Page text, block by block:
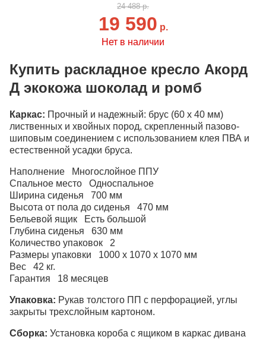
24 488 р.
19 590 р.
Нет в наличии
Купить раскладное кресло Акорд
Д экокожа шоколад и ромб
Каркас: Прочный и надежный: брус (60 x 40 мм)
лиственных и хвойных пород, скрепленный пазово-
шиповым соединением с использованием клея ПВА и
естественной усадки бруса.
Наполнение Многослойное ППУ
Спальное место Односпальное
Ширина сиденья 700 мм
Высота от пола до сиденья 470 мм
Бельевой ящик Есть большой
Глубина сиденья 630 мм
Количество упаковок 2
Размеры упаковки 1000 x 1070 x 1070 мм
Вес 42 кг.
Гарантия 18 месяцев
Упаковка: Рукав толстого ПП с перфорацией, углы
закрыты трехслойным картоном.
Сборка: Установка короба с ящиком в каркас дивана